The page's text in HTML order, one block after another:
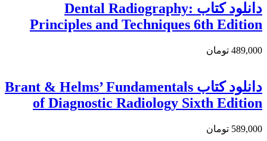
دانلود کتاب Dental Radiography:
Principles and Techniques 6th Edition
489,000 تومان
دانلود کتاب Brant & Helms’ Fundamentals
of Diagnostic Radiology Sixth Edition
589,000 تومان